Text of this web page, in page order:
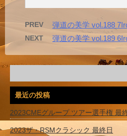
PREV 弾道の美学 vol.188
NEXT 弾道の美学 vol.189
最近の投稿
2023CMEグループ ツアー選手権 最
2023ザ・RSMクラシック 最終日